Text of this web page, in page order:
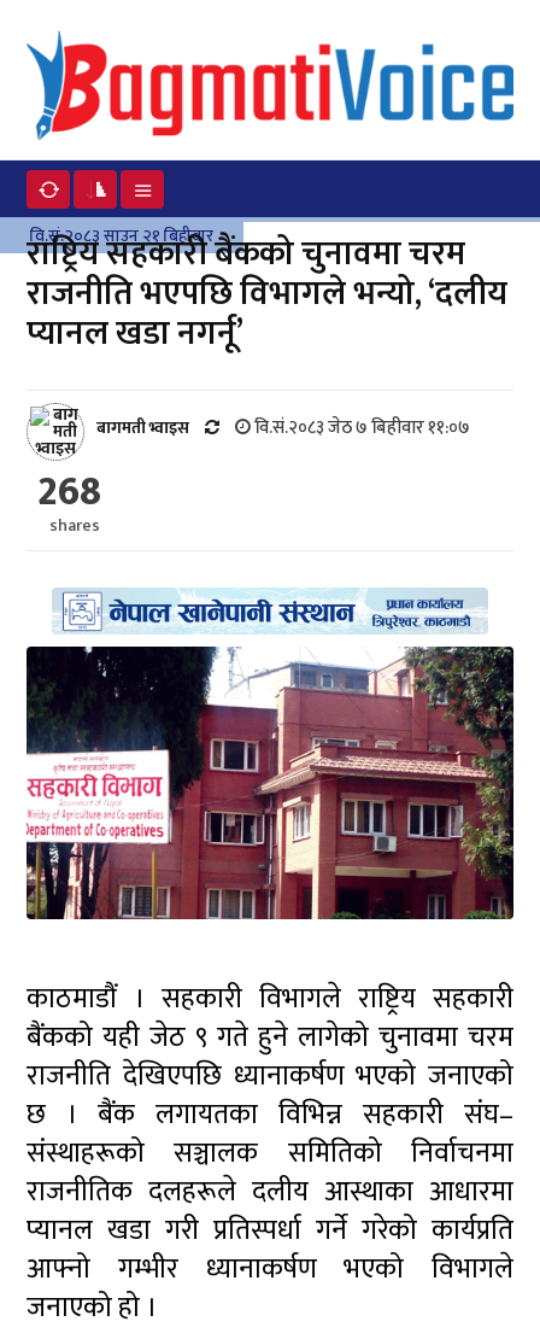
वि.सं.२०८३ साउन २१ बिहीवार
राष्ट्रिय सहकारी बैंकको चुनावमा चरम
राजनीति भएपछि विभागले भन्यो, ‘दलीय
प्यानल खडा नगर्नू’
बागमती भ्वाइस वि.सं.२०८३ जेठ ७ बिहीवार ११:०७
268
shares
काठमाडौं । सहकारी विभागले राष्ट्रिय सहकारी
बैंकको यही जेठ ९ गते हुने लागेको चुनावमा चरम
राजनीति देखिएपछि ध्यानाकर्षण भएको जनाएको
छ । बैंक लगायतका विभिन्न सहकारी संघ–
संस्थाहरूको सञ्चालक समितिको निर्वाचनमा
राजनीतिक दलहरूले दलीय आस्थाका आधारमा
प्यानल खडा गरी प्रतिस्पर्धा गर्ने गरेको कार्यप्रति
आफ्नो गम्भीर ध्यानाकर्षण भएको विभागले
जनाएको हो ।